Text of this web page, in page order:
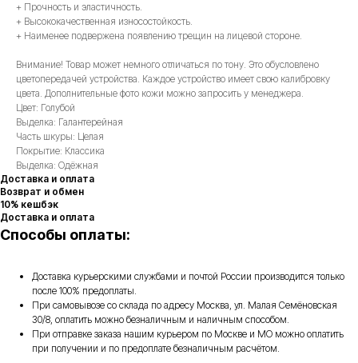
+ Прочность и эластичность.
+ Высококачественная износостойкость.
+ Наименее подвержена появлению трещин на лицевой стороне.
Внимание! Товар может немного отличаться по тону. Это обусловлено
цветопередачей устройства. Каждое устройство имеет свою калибровку
цвета. Дополнительные фото кожи можно запросить у менеджера.
Цвет: Голубой
Выделка: Галантерейная
Часть шкуры: Целая
Покрытие: Классика
Выделка: Одёжная
Доставка и оплата
Возврат и обмен
10% кешбэк
Доставка и оплата
Способы оплаты:
Доставка курьерскими службами и почтой России производится только
после 100% предоплаты.
При самовывозе со склада по адресу Москва, ул. Малая Семёновская
30/8, оплатить можно безналичным и наличным способом.
При отправке заказа нашим курьером по Москве и МО можно оплатить
при получении и по предоплате безналичным расчётом.